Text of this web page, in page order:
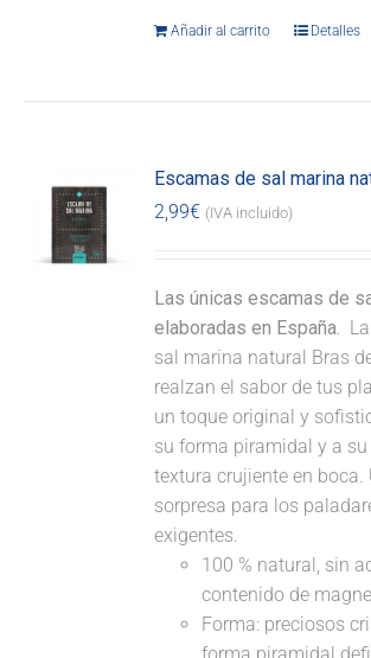
Añadir al carrito Detalles
Escamas de sal marina
2,99€ (IVA incluido)
Las únicas escamas de
elaboradas en España.
sal marina natural Bras
realzan el sabor de tus
un toque original y
su forma piramidal y a
textura crujiente en boca.
sorpresa para los
exigentes.
100 % natural, sin
contenido de
Forma: preciosos